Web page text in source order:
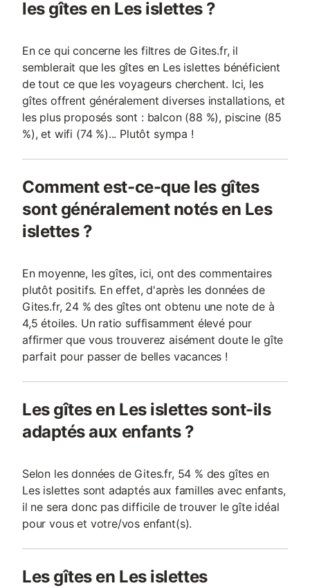
les gîtes en Les islettes ?
En ce qui concerne les filtres de Gites.fr, il
semblerait que les gîtes en Les islettes bénéficient
de tout ce que les voyageurs cherchent. Ici, les
gîtes offrent généralement diverses installations, et
les plus proposés sont : balcon (88 %), piscine (85
%), et wifi (74 %)... Plutôt sympa !
Comment est-ce-que les gîtes
sont généralement notés en Les
islettes ?
En moyenne, les gîtes, ici, ont des commentaires
plutôt positifs. En effet, d'après les données de
Gites.fr, 24 % des gîtes ont obtenu une note de à
4,5 étoiles. Un ratio suffisamment élevé pour
affirmer que vous trouverez aisément doute le gîte
parfait pour passer de belles vacances !
Les gîtes en Les islettes sont-ils
adaptés aux enfants ?
Selon les données de Gites.fr, 54 % des gîtes en
Les islettes sont adaptés aux familles avec enfants,
il ne sera donc pas difficile de trouver le gîte idéal
pour vous et votre/vos enfant(s).
Les gîtes en Les islettes